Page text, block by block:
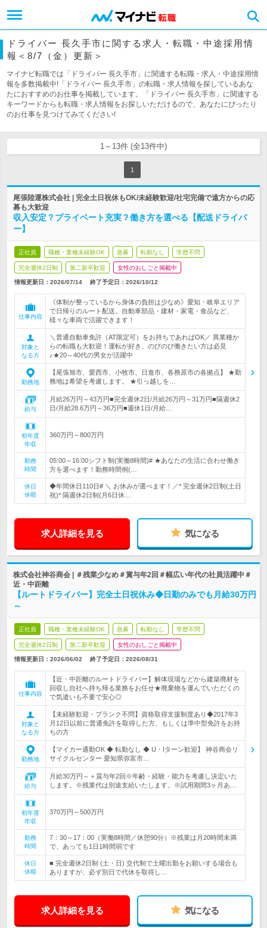
ドライバー 長久手市に関する求人・転職・中途採用情
報＜8/7（金）更新＞
マイナビ転職では「ドライバー 長久手市」に関連する転職・求人・中途採用情
報を多数掲載中!「ドライバー 長久手市」の転職・求人情報を探しているあな
たにおすすめのお仕事を掲載しています。「ドライバー 長久手市」に関連する
キーワードからも転職・求人情報をお探しいただけるので、あなたにぴったり
のお仕事を見つけてみてください!
1～13件 (全13件中)
1
尾張陸運株式会社 | 完全土日祝休もOK/未経験歓迎/社宅完備で遠方からの応
募も大歓迎
収入安定？プライベート充実？働き方を選べる【配送ドライバ
ー】
正社員 職種・業種未経験OK 急募 転勤なし 学歴不問
完全週休2日制 第二新卒歓迎 女性のおしごと掲載中
情報更新日：2026/07/14 終了予定日： 2026/10/12
仕事内容
《体制が整っているから身体の負担は少なめ》愛知・岐阜エリア
で日帰りのルート配送。自動車部品・建材・家電・食品など、
様々な車両で活躍できます！
対象と
なる方
＼普通自動車免許（AT限定可）をお持ちであればOK／ 異業種か
らの転職も大歓迎！運転が好き、のびのび働きたい方は必見
♪★20～40代の男女が活躍中
勤務地
【尾張旭市、愛西市、小牧市、日進市、各務原市の各拠点】 ★勤
務地は希望を考慮します。 ★引っ越しを…
給与
月給26万円～43万円■完全週休2日/月給26万円～31万円■隔週休2
日/月給28.6万円～36万円■週休1日/月給…
初年度
年収
360万円～800万円
勤務
時間
05:00～16:00シフト制(実働8時間)# ★あなたの生活に合わせ働き
方を選べます！勤務時間例(…
休日
休暇
◆年間休日110日# ＼ お休みが選べます！／* 完全週休2日制(土日
祝)* 隔週休2日制(月6日休…
求人詳細を見る 気になる
株式会社神谷商会 | ＃残業少なめ＃賞与年2回＃幅広い年代の社員活躍中＃
近・中距離
【ルートドライバー】完全土日祝休み◆日勤のみでも月給30万円
～
正社員 職種・業種未経験OK 急募 転勤なし 学歴不問
完全週休2日制 第二新卒歓迎 女性のおしごと掲載中
情報更新日：2026/06/02 終了予定日： 2026/08/31
仕事内容
【近・中距離のルートドライバー】解体現場などから建築廃材を
回収し自社へ持ち帰る業務をお任せ★廃棄物を運んでいただくの
で気遣いも不要で安心◎
対象と
なる方
【未経験歓迎・ブランク不問】資格取得支援制度あり◆2017年3
月12日以前に普通免許を取得した方、もしくは準中型免許をお持
ちの方
勤務地
【マイカー通勤OK ◆ 転勤なし ◆ U・Iターン歓迎】 神谷商会リ
サイクルセンター 愛知県弥富市…
給与
月給30万円～＋賞与年2回※年齢・経験・能力を考慮し決定いた
します。※残業代は別途支給いたします。※試用期間3ヶ月あ…
初年度
年収
370万円～500万円
勤務
時間
7：30～17：00（実働8時間／休憩90分）※残業は月20時間未満
で、あっても1日1時間弱です
休日
休暇
■ 完全週休2日制 (土・日) 交代制で土曜出勤をお願いする場合も
ありますが、必ず別日で代休を取得し…
求人詳細を見る 気になる